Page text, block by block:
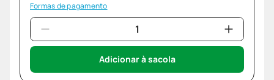
Formas de pagamento
Adicionar à sacola